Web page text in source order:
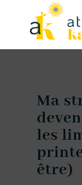
Ma
les
être)